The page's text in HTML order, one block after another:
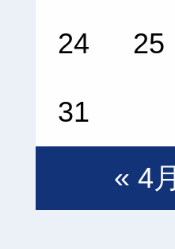
« 4月
24 25
31